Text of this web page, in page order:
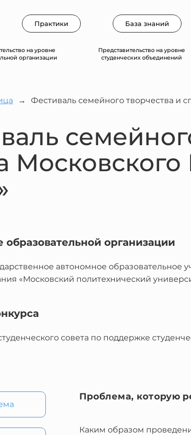
Практики База знаний
на уровне
организации
Представительство на уровне
студенческих объединений
→ Фестиваль семейного творчества и
Московского
организации
автономное образовательное
«Московский политехнический
совета по поддержке
Проблема, которую
Каким образом